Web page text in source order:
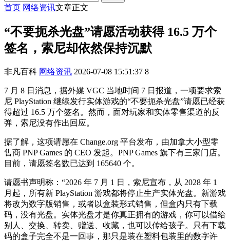
首页 网络资讯文章正文
“不要扼杀光盘”请愿活动获得 16.5 万个
签名，索尼却依然保持沉默
非凡百科 网络资讯 2026-07-08 15:51:37 8
7 月 8 日消息，据外媒 VGC 当地时间 7 日报道，一项要求索
尼 PlayStation 继续发行实体游戏的“不要扼杀光盘”请愿已经获
得超过 16.5 万个签名。然而，面对玩家和实体零售渠道的反
弹，索尼没有作出回应。
据了解，这项请愿在 Change.org 平台发布，由加拿大小型零
售商 PNP Games 的 CEO 发起。PNP Games 旗下有三家门店。
目前，请愿签名数已达到 165640 个。
请愿书声明称：“2026 年 7 月 1 日，索尼宣布，从 2028 年 1
月起，所有新 PlayStation 游戏都将停止生产实体光盘。新游戏
将改为数字版销售，或者以盒装形式销售，但盒内只有下载
码，没有光盘。实体光盘才是你真正拥有的游戏，你可以借给
别人、交换、转卖、赠送、收藏，也可以传给孩子。只有下载
码的盒子完全不是一回事，那只是装在塑料包装里的数字许